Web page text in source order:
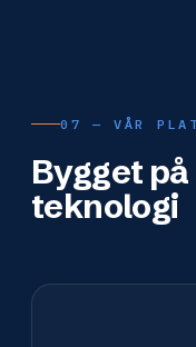
07 — VÅR
Bygget
teknologi